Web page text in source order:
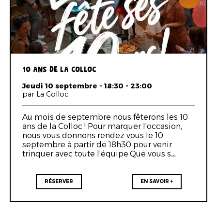
10 ANS DE LA COLLOC
Jeudi 10 septembre - 18:30 - 23:00
par La Colloc
Au mois de septembre nous fêterons les 10
ans de la Colloc ! Pour marquer l'occasion,
nous vous donnons rendez vous le 10
septembre à partir de 18h30 pour venir
trinquer avec toute l'équipe.Que vous s…
RÉSERVER EN SAVOIR +